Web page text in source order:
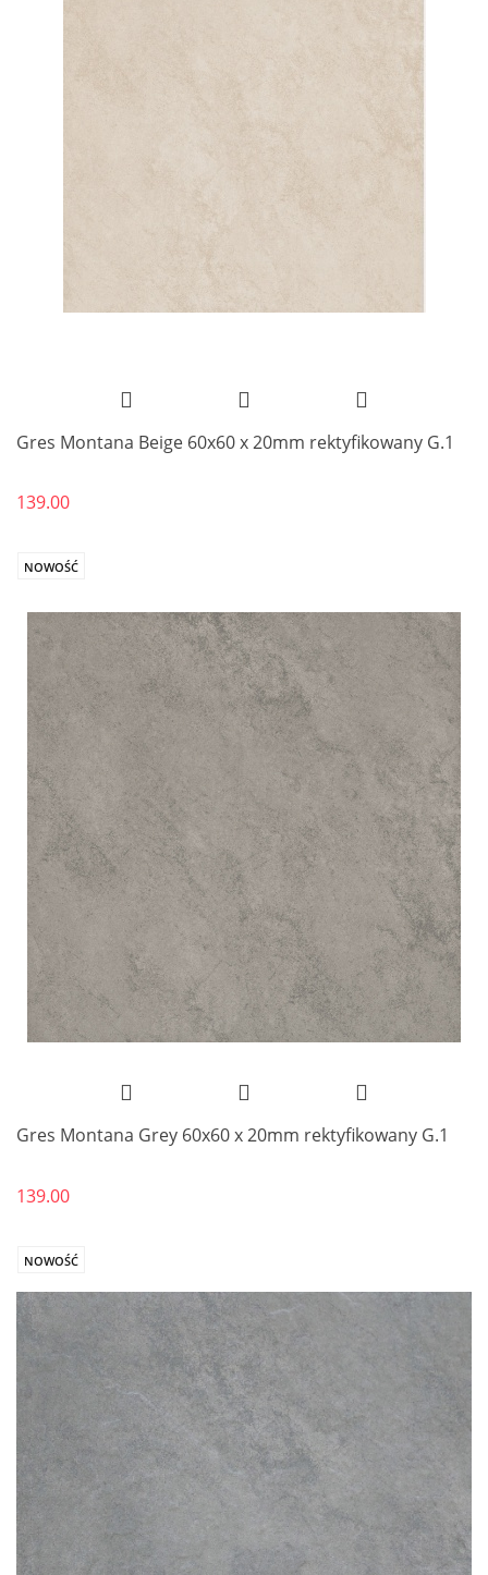
Gres Montana Beige 60x60 x 20mm rektyfikowany G.1
139.00
NOWOŚĆ
Gres Montana Grey 60x60 x 20mm rektyfikowany G.1
139.00
NOWOŚĆ